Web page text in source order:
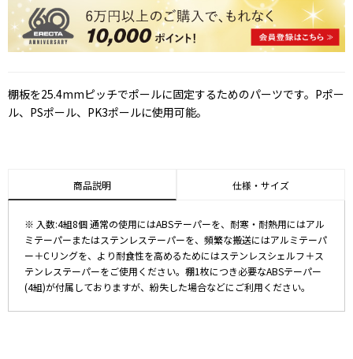
棚板を25.4mmピッチでポールに固定するためのパーツです。Pポー
ル、PSポール、PK3ポールに使用可能。
商品説明 仕様・サイズ
※ 入数:4組8個 通常の使用にはABSテーパーを、耐寒・耐熱用にはアル
ミテーパーまたはステンレステーパーを、頻繁な搬送にはアルミテーパ
ー＋Cリングを、より耐食性を高めるためにはステンレスシェルフ＋ス
テンレステーパーをご使用ください。棚1枚につき必要なABSテーパー
(4組)が付属しておりますが、紛失した場合などにご利用ください。